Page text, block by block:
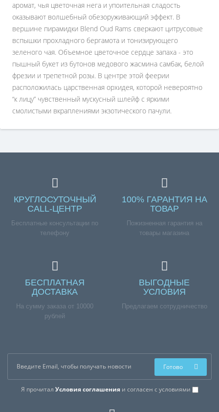
аромат, чья цветочная нега и упоительная сладость
оказывают волшебный обезоруживающий эффект. В
вершине пирамидки Blend Oud Rams сверкают цитрусовые
вспышки прохладного бергамота и тонизирующего
зеленого чая. Объемное цветочное сердце запаха - это
пышный букет из бутонов медового жасмина самбак, белой
фрезии и трепетной розы. В центре этой феерии
расположилась царственная орхидея, которой невероятно
“к лицу” чувственный мускусный шлейф с яркими
смолистыми вкраплениями экзотического пачули.
КРУГЛОСУТОЧНЫЙ
CALL-ЦЕНТР
Бесплатные консультации по
телефону
100% ГАРАНТИЯ НА
ТОВАР
Пожизненная гарантия на
товары магазина
БЕСПЛАТНАЯ
ДОСТАВКА
На сумму заказа от 10000
рублей
ВЫГОДНЫЕ
УСЛОВИЯ
Предлагаем сотрудничество
Я прочитал Условия соглашенияи согласен с условиями
Готово